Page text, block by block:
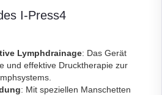
I-Press4
Lymphdrainage: Das Gerät
und effektive Drucktherapie zur
: Mit speziellen Manschetten